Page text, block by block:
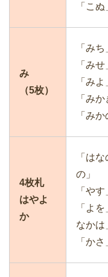
「こぬ
み
（5枚）
「みち
「みせ
「みよ
「みか
「みか
4枚札
はやよ
か
「は
の」
「や
「よ
なかは
「か